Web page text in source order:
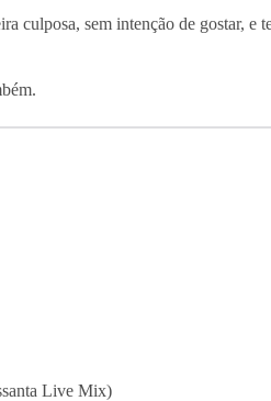
culposa, sem intenção de gostar,
Live Mix)